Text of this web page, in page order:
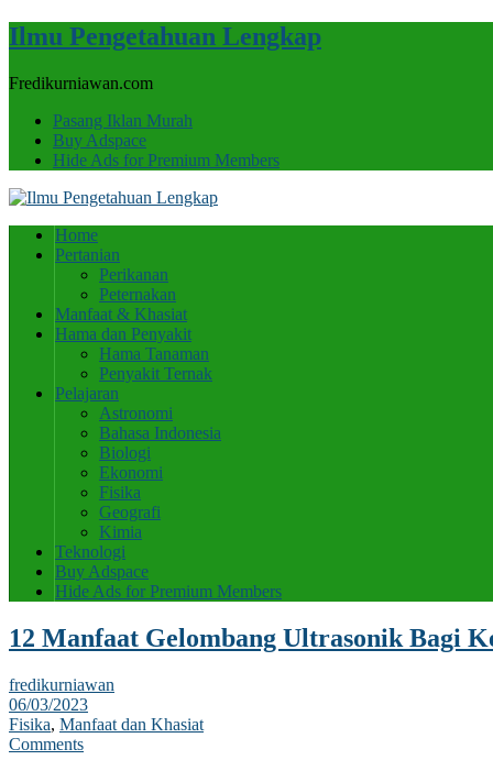
Ilmu Pengetahuan Lengkap
Fredikurniawan.com
Pasang Iklan Murah
Buy Adspace
Hide Ads for Premium Members
Home
Pertanian
Perikanan
Peternakan
Manfaat & Khasiat
Hama dan Penyakit
Hama Tanaman
Penyakit Ternak
Pelajaran
Astronomi
Bahasa Indonesia
Biologi
Ekonomi
Fisika
Geografi
Kimia
Teknologi
Buy Adspace
Hide Ads for Premium Members
12 Manfaat Gelombang Ultrasonik Bagi
fredikurniawan
06/03/2023
Fisika, Manfaat dan Khasiat
Comments